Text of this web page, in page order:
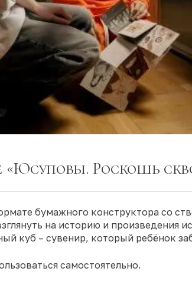
Роскошь
бумажного конструктора со
на историю и произведения
куб – сувенир, который ребёнок
самостоятельно.